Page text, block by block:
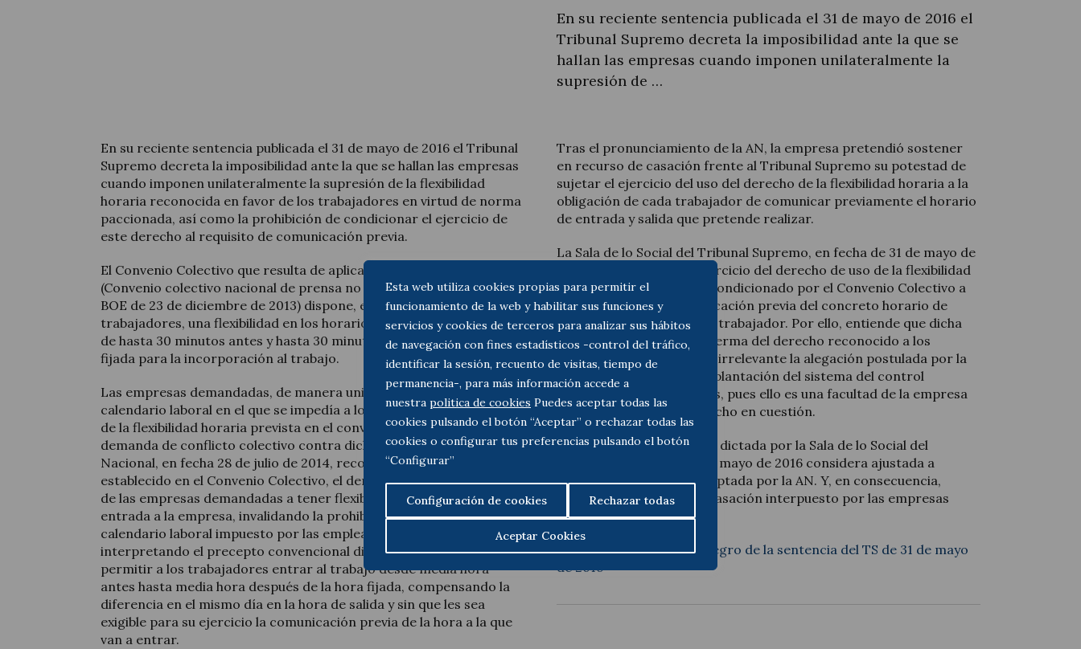
Esta web utiliza cookies propias para permitir el
funcionamiento de la web y habilitar sus funciones y
servicios y cookies de terceros para analizar sus hábitos
de navegación con fines estadísticos -control del tráfico,
identificar la sesión, recuento de visitas, tiempo de
permanencia-, para más información accede a
nuestra politica de cookies Puedes aceptar todas las
cookies pulsando el botón “Aceptar” o rechazar todas las
cookies o configurar tus preferencias pulsando el botón
“Configurar”
Configuración de cookies Rechazar todas
Aceptar Cookies
Nouvelles et articles
En su reciente sentencia publicada el 31 de mayo de 2016 el
Tribunal Supremo decreta la imposibilidad ante la que se
hallan las empresas cuando imponen unilateralmente la
supresión de …
En su reciente sentencia publicada el 31 de mayo de 2016 el Tribunal
Supremo decreta la imposibilidad ante la que se hallan las empresas
cuando imponen unilateralmente la supresión de la flexibilidad
horaria reconocida en favor de los trabajadores en virtud de norma
paccionada, así como la prohibición de condicionar el ejercicio de
este derecho al requisito de comunicación previa.
El Convenio Colectivo que resulta de aplicación en el presente caso
(Convenio colectivo nacional de prensa no diaria, publicado en el
BOE de 23 de diciembre de 2013) dispone, en favor de los
trabajadores, una flexibilidad en los horarios de entrada al trabajo
de hasta 30 minutos antes y hasta 30 minutos después de la hora
fijada para la incorporación al trabajo.
Las empresas demandadas, de manera unilateral, aprobaron un
calendario laboral en el que se impedía a los trabajadores disfrutar
de la flexibilidad horaria prevista en el convenio. Interpuesta
demanda de conflicto colectivo contra dicha decisión, la Audiencia
Nacional, en fecha 28 de julio de 2014, reconoció, en virtud de lo
establecido en el Convenio Colectivo, el derecho de los trabajadores
de las empresas demandadas a tener flexibilidad en el horario de
entrada a la empresa, invalidando la prohibición que contenía el
calendario laboral impuesto por las empleadoras. De esta manera,
interpretando el precepto convencional dicta la AN que se debe
permitir a los trabajadores entrar al trabajo desde media hora
antes hasta media hora después de la hora fijada, compensando la
diferencia en el mismo día en la hora de salida y sin que les sea
exigible para su ejercicio la comunicación previa de la hora a la que
van a entrar.
Tras el pronunciamiento de la AN, la empresa pretendió sostener
en recurso de casación frente al Tribunal Supremo su potestad de
sujetar el ejercicio del uso del derecho de la flexibilidad horaria a la
obligación de cada trabajador de comunicar previamente el horario
de entrada y salida que pretende realizar.
La Sala de lo Social del Tribunal Supremo, en fecha de 31 de mayo de
2016, dictaminó que el ejercicio del derecho de uso de la flexibilidad
horaria no se encuentra condicionado por el Convenio Colectivo a
una obligación de comunicación previa del concreto horario de
entrada o salida por cada trabajador. Por ello, entiende que dicha
restricción supone una merma del derecho reconocido a los
trabajadores y, considera irrelevante la alegación postulada por la
mercantil del coste de implantación del sistema del control
informatizado de horarios, pues ello es una facultad de la empresa
ajena al ejercicio del derecho en cuestión.
En definitiva, la sentencia dictada por la Sala de lo Social del
Tribunal Supremo el 31 de mayo de 2016 considera ajustada a
derecho la resolución adoptada por la AN. Y, en consecuencia,
desestima el recurso de casación interpuesto por las empresas
demandadas.
Consulte aquí el texto íntegro de la sentencia del TS de 31 de mayo
de 2016